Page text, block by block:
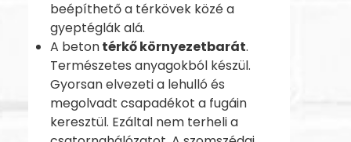
beépíthető a térkövek közé a
gyeptéglák alá.
A betontérkő környezetbarát.
Természetes anyagokból készül.
Gyorsan elvezeti a lehulló és
megolvadt csapadékot a fugáin
keresztül. Ezáltal nem terheli a